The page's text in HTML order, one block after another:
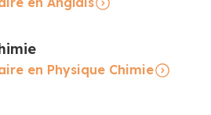
en Physique Chimie